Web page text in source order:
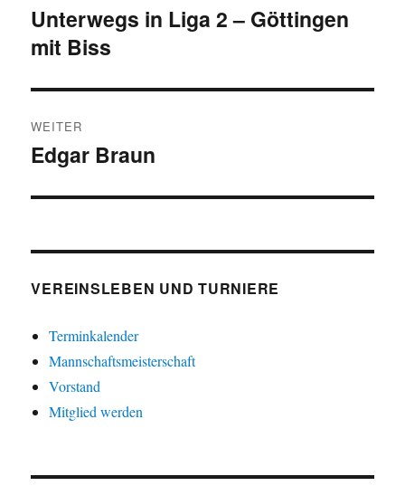
Vorheriger
Beitrag:
Unterwegs in Liga 2 – Göttingen
mit Biss
WEITER
Nächster
Edgar Braun
VEREINSLEBEN UND TURNIERE
Terminkalender
Mannschaftsmeisterschaft
Vorstand
Mitglied werden